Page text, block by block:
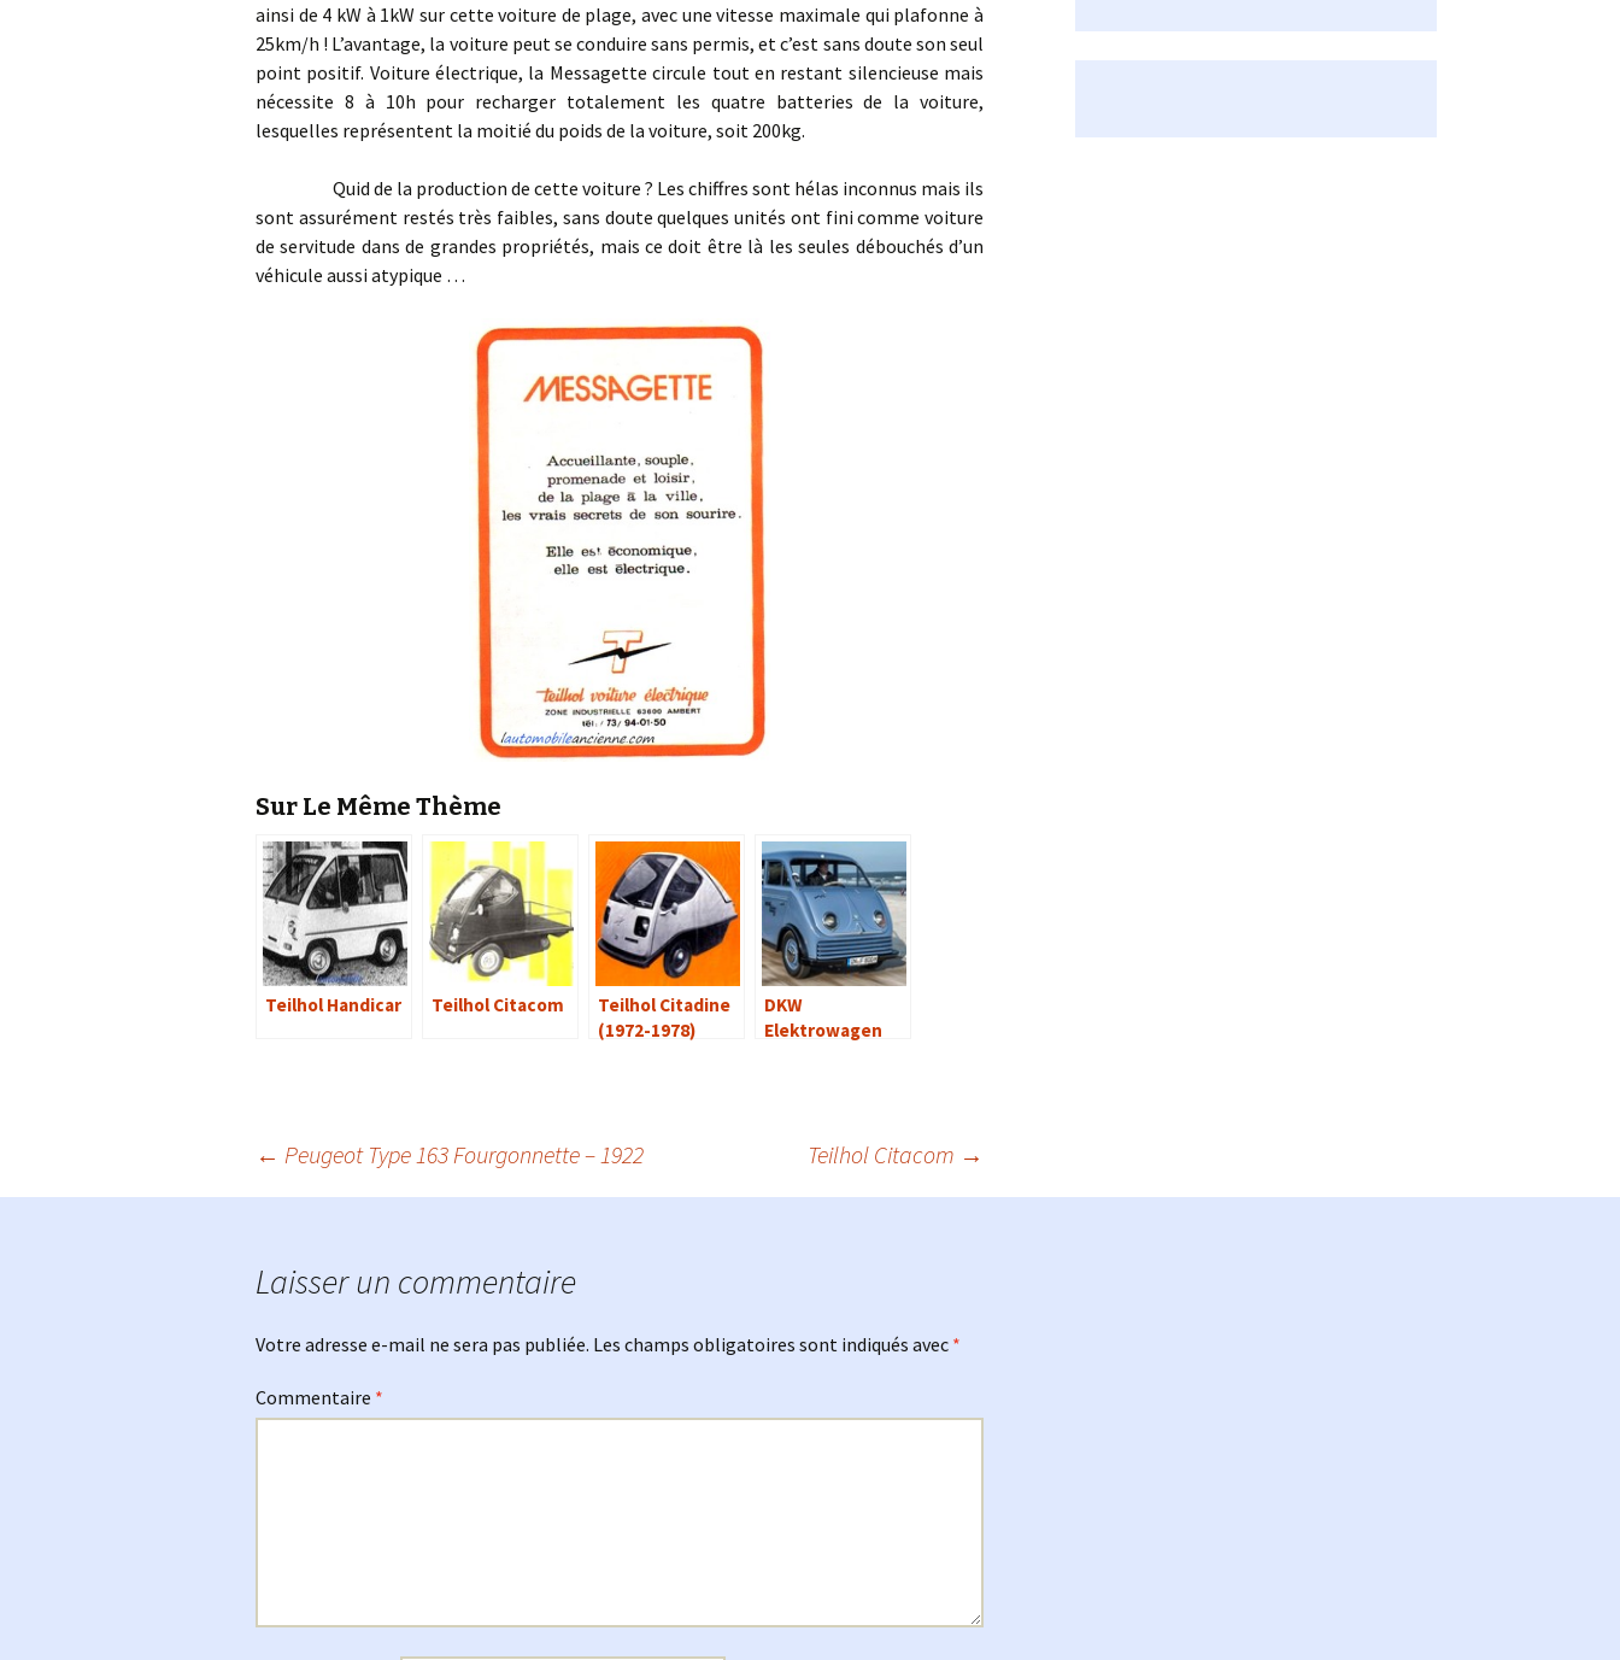
ainsi de 4 kW à 1kW sur cette voiture de plage, avec une vitesse maximale qui plafonne à
25km/h ! L’avantage, la voiture peut se conduire sans permis, et c’est sans doute son seul
point positif. Voiture électrique, la Messagette circule tout en restant silencieuse mais
nécessite 8 à 10h pour recharger totalement les quatre batteries de la voiture,
lesquelles représentent la moitié du poids de la voiture, soit 200kg.
Quid de la production de cette voiture ? Les chiffres sont hélas inconnus mais ils
sont assurément restés très faibles, sans doute quelques unités ont fini comme voiture
de servitude dans de grandes propriétés, mais ce doit être là les seules débouchés d’un
véhicule aussi atypique …
Sur Le Même Thème
Teilhol Handicar Teilhol Citacom
Teilhol Citadine
(1972-1978)
DKW
Elektrowagen
Navigation
← Peugeot Type 163 Fourgonnette – 1922 Teilhol Citacom →
Laisser un commentaire
Votre adresse e-mail ne sera pas publiée. Les champs obligatoires sont indiqués avec *
Commentaire *